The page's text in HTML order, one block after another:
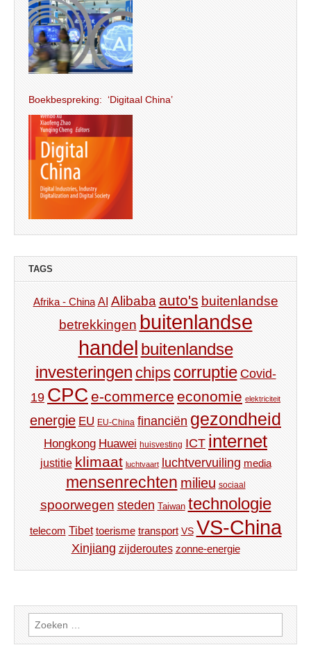
Boekbespreking: ‘Digitaal China’
TAGS
Afrika - China AI Alibaba auto's buitenlandse
betrekkingen buitenlandse
handel buitenlandse
investeringen chips corruptie Covid-
19 CPC e-commerce economie elektriciteit
energie EU EU-China financiën gezondheid
Hongkong Huawei huisvesting ICT internet
justitie klimaat luchtvaart luchtvervuiling media
mensenrechten milieu sociaal
spoorwegen steden Taiwan technologie
telecom Tibet toerisme transport VS VS-China
Xinjiang zijderoutes zonne-energie
Zoeken
naar: